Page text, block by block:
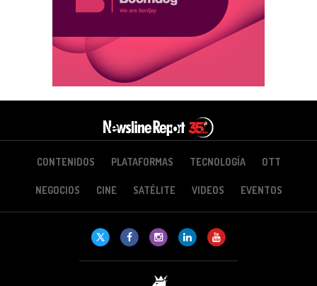
CONTENIDOS PLATAFORMAS TECNOLOGÍA OTT
NEGOCIOS CINE SATÉLITE VIDEOS EVENTOS